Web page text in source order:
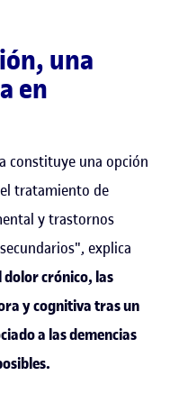
una
en
constituye una opción
tratamiento de
y trastornos
explica
crónico, las
y cognitiva tras un
a las demencias